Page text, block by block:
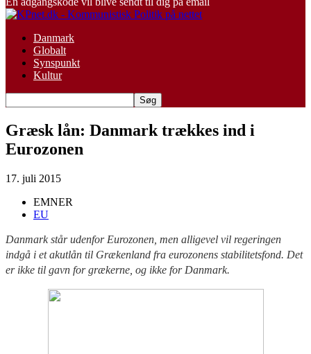
Danmark
Globalt
Synspunkt
Kultur
Græsk lån: Danmark trækkes ind i
Eurozonen
17. juli 2015
EMNER
EU
Danmark står udenfor Eurozonen, men alligevel vil regeringen
indgå i et akutlån til Grækenland fra eurozonens stabilitetsfond. Det
er ikke til gavn for grækerne, og ikke for Danmark.